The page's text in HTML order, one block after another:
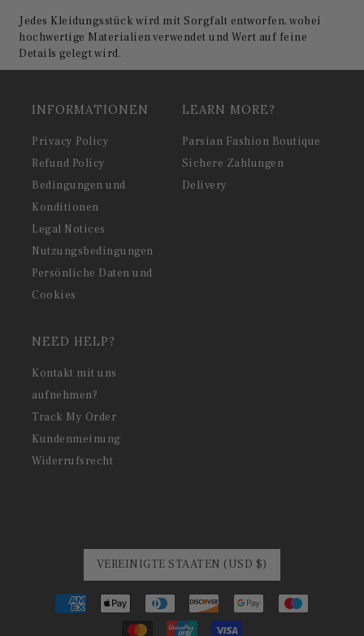
Jedes Kleidungsstück wird mit Sorgfalt entworfen, wobei
hochwertige Materialien verwendet und Wert auf feine
Details gelegt wird.
INFORMATIONEN
Privacy Policy
Refund Policy
Bedingungen und
Konditionen
Legal Notices
Nutzungsbedingungen
Persönliche Daten und
Cookies
LEARN MORE?
Parsian Fashion Boutique
Sichere Zahlungen
Delivery
NEED HELP?
Kontakt mit uns
aufnehmen?
Track My Order
Kundenmeinung
Widerrufsrecht
VEREINIGTE STAATEN (USD $)